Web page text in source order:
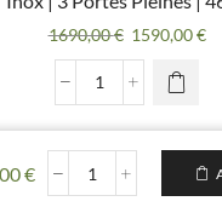
1690,00€ Le
prix
initial
était :
1690,00 €.
1590,00€Le
quantité
Desserte
initial était : 1990,00 €.
€Le prix actuel est :
quantité